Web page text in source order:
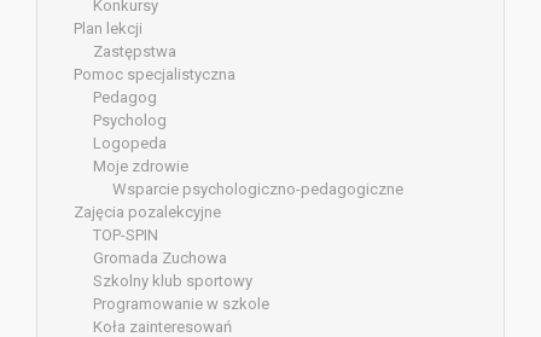
Konkursy
Plan lekcji
Zastępstwa
Pomoc specjalistyczna
Pedagog
Psycholog
Logopeda
Moje zdrowie
Wsparcie psychologiczno-pedagogiczne
Zajęcia pozalekcyjne
TOP-SPIN
Gromada Zuchowa
Szkolny klub sportowy
Programowanie w szkole
Koła zainteresowań